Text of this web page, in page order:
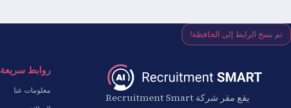
تم نسخ الرابط إلى الحافظة!
يقع مقر شركة Recruitment Smart
روابط سريعة
معلومات عنا